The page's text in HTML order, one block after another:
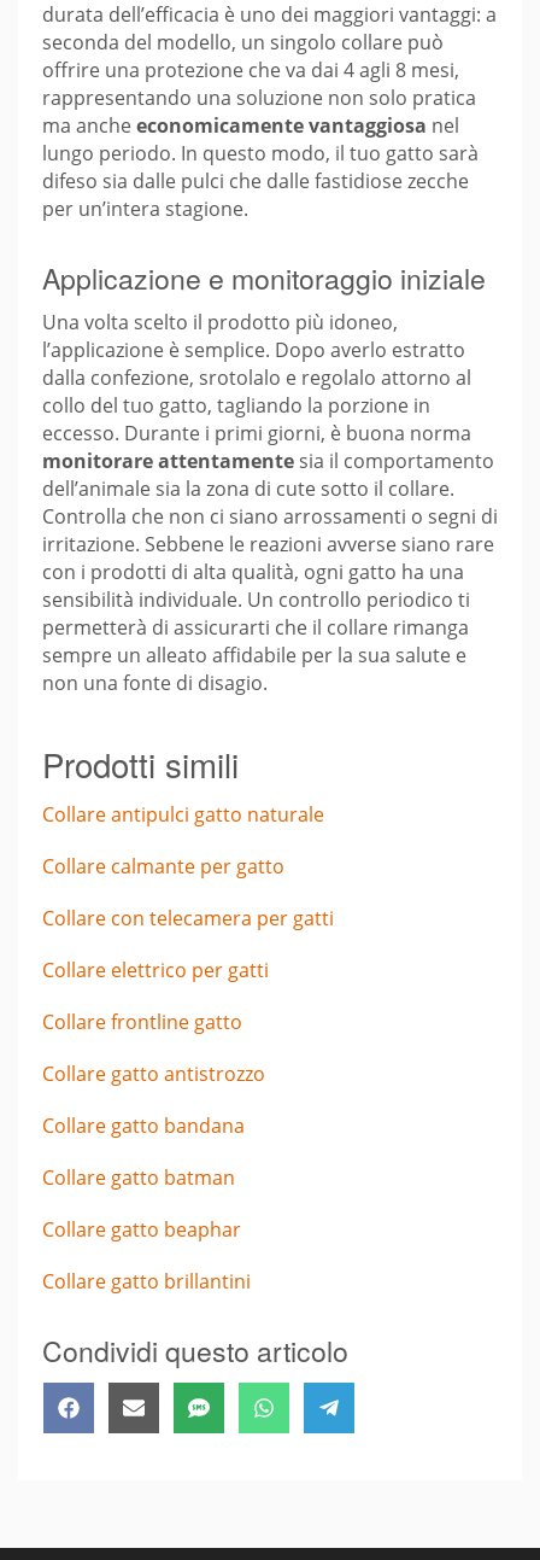
durata dell’efficacia è uno dei maggiori vantaggi: a
seconda del modello, un singolo collare può
offrire una protezione che va dai 4 agli 8 mesi,
rappresentando una soluzione non solo pratica
ma ancheeconomicamente vantaggiosa nel
lungo periodo. In questo modo, il tuo gatto sarà
difeso sia dalle pulci che dalle fastidiose zecche
per un’intera stagione.
Applicazione e monitoraggio iniziale
Una volta scelto il prodotto più idoneo,
l’applicazione è semplice. Dopo averlo estratto
dalla confezione, srotolalo e regolalo attorno al
collo del tuo gatto, tagliando la porzione in
eccesso. Durante i primi giorni, è buona norma
monitorare attentamente sia il comportamento
dell’animale sia la zona di cute sotto il collare.
Controlla che non ci siano arrossamenti o segni di
irritazione. Sebbene le reazioni avverse siano rare
con i prodotti di alta qualità, ogni gatto ha una
sensibilità individuale. Un controllo periodico ti
permetterà di assicurarti che il collare rimanga
sempre un alleato affidabile per la sua salute e
non una fonte di disagio.
Prodotti simili
Collare antipulci gatto naturale
Collare calmante per gatto
Collare con telecamera per gatti
Collare elettrico per gatti
Collare frontline gatto
Collare gatto antistrozzo
Collare gatto bandana
Collare gatto batman
Collare gatto beaphar
Collare gatto brillantini
Condividi questo articolo
Share
on
FacebookShare
on
Email Share
on
SMS Share
on
WhatsAppShare
on